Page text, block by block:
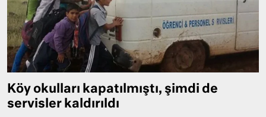
Köy okulları kapatılmıştı, şimdi de
servisler kaldırıldı